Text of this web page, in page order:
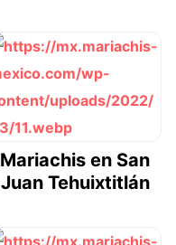
Mariachis en San
Juan Tehuixtitlán